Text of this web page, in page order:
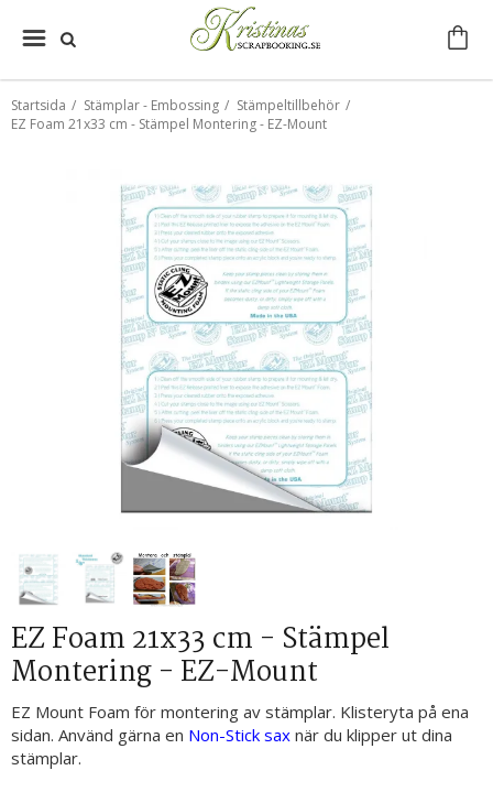
Startsida / Stämplar - Embossing / Stämpeltillbehör /
EZ Foam 21x33 cm - Stämpel Montering - EZ-Mount
EZ Foam 21x33 cm - Stämpel
Montering - EZ-Mount
EZ Mount Foam för montering av stämplar. Klisteryta på ena
sidan. Använd gärna en Non-Stick sax när du klipper ut dina
stämplar.